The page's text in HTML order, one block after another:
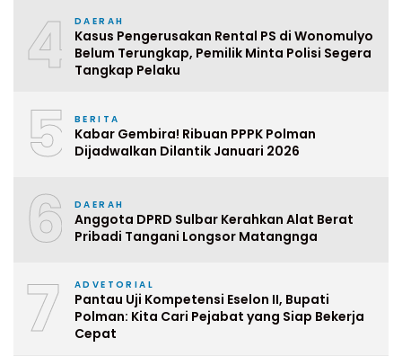
4 DAERAH
Kasus Pengerusakan Rental PS di Wonomulyo
Belum Terungkap, Pemilik Minta Polisi Segera
Tangkap Pelaku
5 BERITA
Kabar Gembira! Ribuan PPPK Polman
Dijadwalkan Dilantik Januari 2026
6 DAERAH
Anggota DPRD Sulbar Kerahkan Alat Berat
Pribadi Tangani Longsor Matangnga
7 ADVETORIAL
Pantau Uji Kompetensi Eselon II, Bupati
Polman: Kita Cari Pejabat yang Siap Bekerja
Cepat